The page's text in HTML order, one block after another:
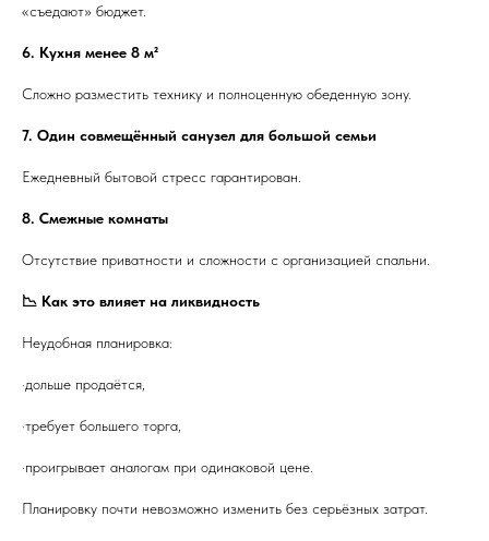
«съедают» бюджет.
6. Кухня менее 8 м²
Сложно разместить технику и полноценную обеденную зону.
7. Один совмещённый санузел для большой семьи
Ежедневный бытовой стресс гарантирован.
8. Смежные комнаты
Отсутствие приватности и сложности с организацией спальни.
📉 Как это влияет на ликвидность
Неудобная планировка:
·дольше продаётся,
·требует большего торга,
·проигрывает аналогам при одинаковой цене.
Планировку почти невозможно изменить без серьёзных затрат.